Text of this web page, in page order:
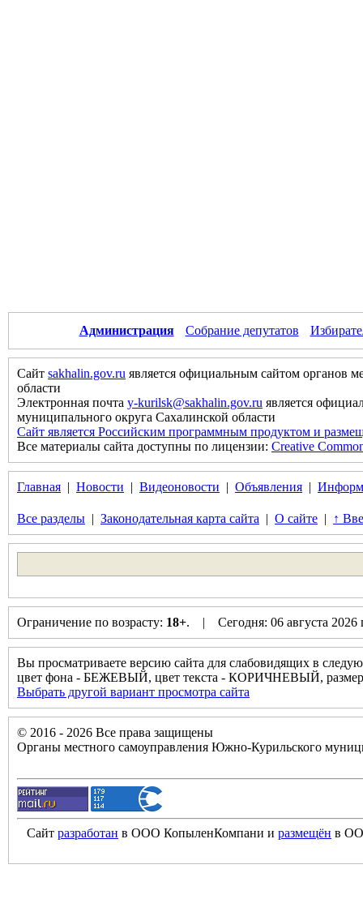
Администрация Собрание депутатов
Сайт sakhalin.gov.ru является официальным сайтом органов
области
Электронная почта y-kurilsk@sakhalin.gov.ru является
муниципального округа Сахалинской области
Сайт является Российским программным продуктом и
Все материалы сайта доступны по лицензии: Creative
Главная | Новости | Видеоновости | Объявления |
Все разделы | Законодательная карта сайта | О сайте | ↑
Ограничение по возрасту: 18+. | Сегодня: 06 августа
Вы просматриваете версию сайта для слабовидящих в
цвет фона - БЕЖЕВЫЙ, цвет текста - КОРИЧНЕВЫЙ,
Выбрать другой вариант просмотра сайта
© 2016 - 2026 Все права защищены
Органы местного самоуправления Южно-Курильского
Сайт разработан в ООО КопыленКомпани и размещён в